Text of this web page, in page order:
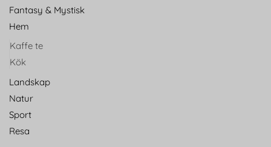
Fantasy & Mystisk
Hem
Kaffe te
Kök
Landskap
Natur
Sport
Resa